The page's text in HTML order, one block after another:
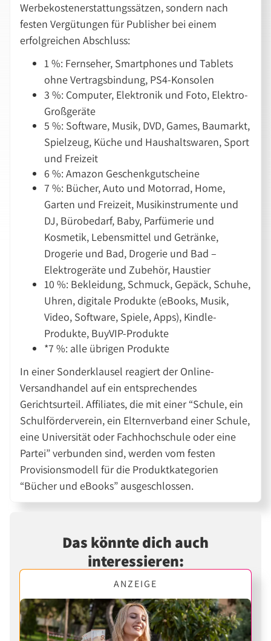
Werbekostenerstattungssätzen, sondern nach
festen Vergütungen für Publisher bei einem
erfolgreichen Abschluss:
1 %: Fernseher, Smartphones und Tablets
ohne Vertragsbindung, PS4-Konsolen
3 %: Computer, Elektronik und Foto, Elektro-
Großgeräte
5 %: Software, Musik, DVD, Games, Baumarkt,
Spielzeug, Küche und Haushaltswaren, Sport
und Freizeit
6 %: Amazon Geschenkgutscheine
7 %: Bücher, Auto und Motorrad, Home,
Garten und Freizeit, Musikinstrumente und
DJ, Bürobedarf, Baby, Parfümerie und
Kosmetik, Lebensmittel und Getränke,
Drogerie und Bad, Drogerie und Bad –
Elektrogeräte und Zubehör, Haustier
10 %: Bekleidung, Schmuck, Gepäck, Schuhe,
Uhren, digitale Produkte (eBooks, Musik,
Video, Software, Spiele, Apps), Kindle-
Produkte, BuyVIP-Produkte
*7 %: alle übrigen Produkte
In einer Sonderklausel reagiert der Online-
Versandhandel auf ein entsprechendes
Gerichtsurteil. Affiliates, die mit einer “Schule, ein
Schulförderverein, ein Elternverband einer Schule,
eine Universität oder Fachhochschule oder eine
Partei” verbunden sind, werden vom festen
Provisionsmodell für die Produktkategorien
“Bücher und eBooks” ausgeschlossen.
Das könnte dich auch
interessieren:
ANZEIGE